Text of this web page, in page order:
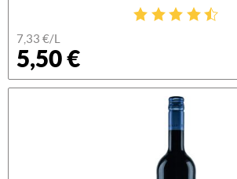
7,33 €/L
5,50 €